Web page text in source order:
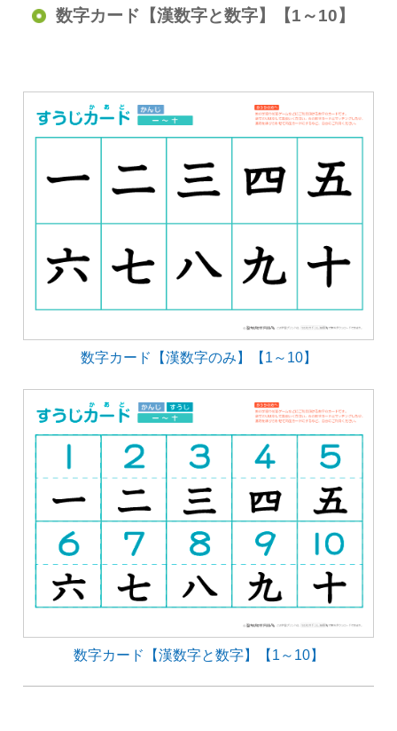
数字カード【漢数字と数字】【1～10】
数字カード【漢数字のみ】【1～10】
数字カード【漢数字と数字】【1～10】